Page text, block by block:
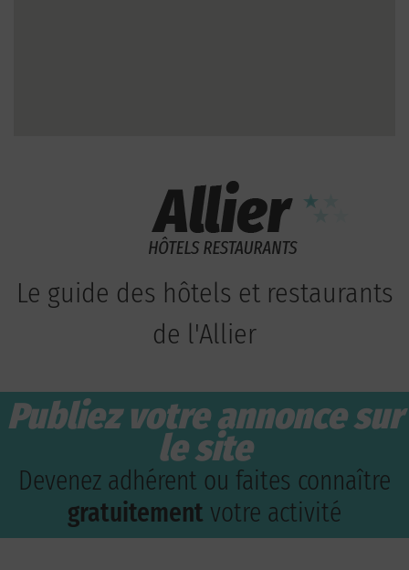
Le guide des hôtels et restaurants
de l'Allier
Publiez votre annonce sur
le site
Devenez adhérent ou faites connaître
gratuitement votre activité